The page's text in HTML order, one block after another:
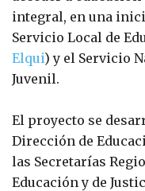
integral, en una
Servicio Local de
Elqui) y el Servicio
Juvenil.
El proyecto se
Dirección de
las Secretarías
Educación y de